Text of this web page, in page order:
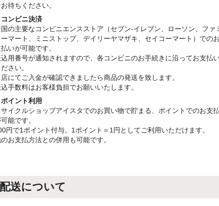
待ちください。
ンビニ決済
の主要なコンビニエンスストア（セブン-イレブン、ローソン、ファ
マート、ミニストップ、デイリーヤマザキ、セイコーマート）での
いが可能です。
用番号が通知されますので、各コンビニのお手続きに沿ってお支払
さい。
にてご入金が確認できましたら商品の発送を致します。
手数料はお客様負担でお願いいたします。
イント利用
イクルショップアイスタでのお買い物で貯まる、ポイントでのお支
能です。
円で1ポイント付与。1ポイント＝1円としてご利用いただけます。
お支払方法との併用も可能です。
配送について